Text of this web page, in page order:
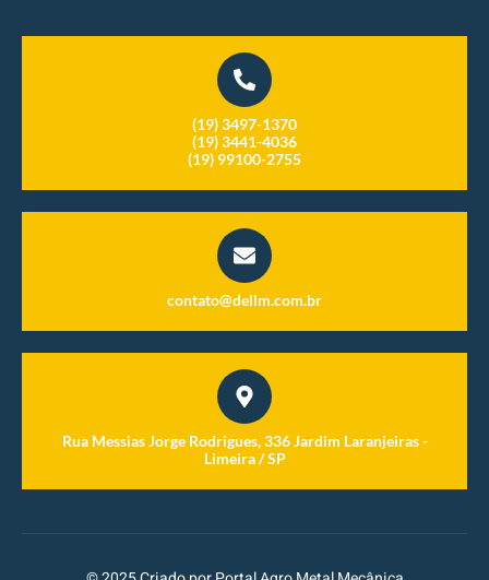
(19) 3497-1370
(19) 3441-4036
(19) 99100-2755
contato@dellm.com.br
Rua Messias Jorge Rodrigues, 336 Jardim Laranjeiras -
Limeira / SP